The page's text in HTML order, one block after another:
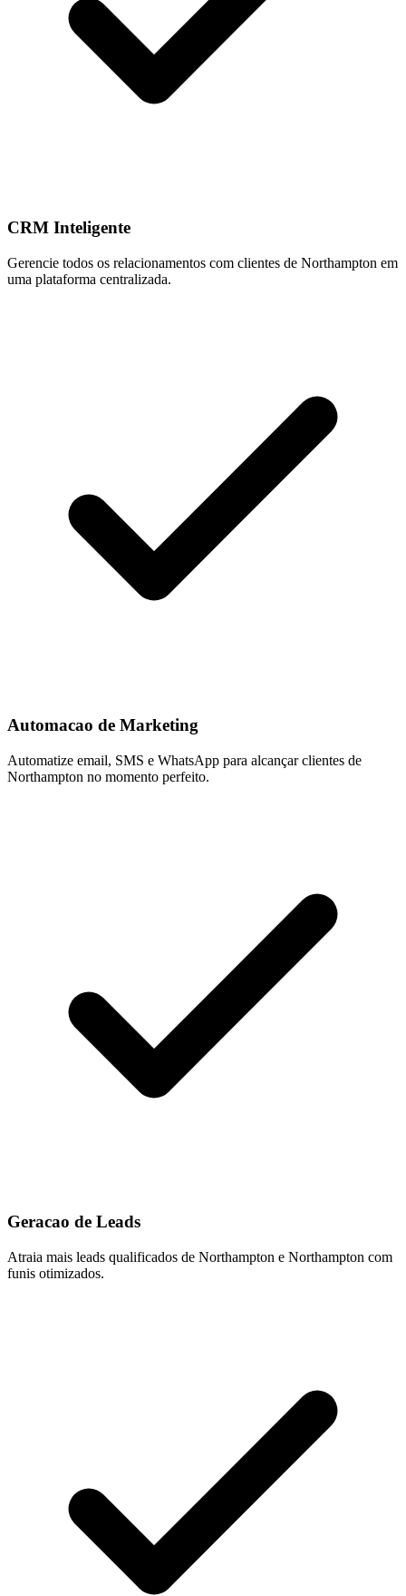
CRM Inteligente
Gerencie todos os relacionamentos com clientes de Northampton em
uma plataforma centralizada.
Automacao de Marketing
Automatize email, SMS e WhatsApp para alcançar clientes de
Northampton no momento perfeito.
Geracao de Leads
Atraia mais leads qualificados de Northampton e Northampton com
funis otimizados.